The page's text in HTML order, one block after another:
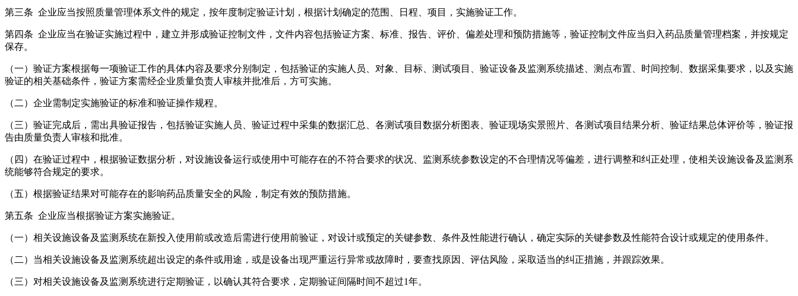
第三条 企业应当按照质量管理体系文件的规定，按年度制定验证计划，根据计划确定的范围、日程、项目，实施验证工作。
第四条 企业应当在验证实施过程中，建立并形成验证控制文件，文件内容包括验证方案、标准、报告、评价、偏差处理和预防措施等，验证控制文件应当归入药品质量管理档案，并按规定
保存。
（一）验证方案根据每一项验证工作的具体内容及要求分别制定，包括验证的实施人员、对象、目标、测试项目、验证设备及监测系统描述、测点布置、时间控制、数据采集要求，以及实施
验证的相关基础条件，验证方案需经企业质量负责人审核并批准后，方可实施。
（二）企业需制定实施验证的标准和验证操作规程。
（三）验证完成后，需出具验证报告，包括验证实施人员、验证过程中采集的数据汇总、各测试项目数据分析图表、验证现场实景照片、各测试项目结果分析、验证结果总体评价等，验证报
告由质量负责人审核和批准。
（四）在验证过程中，根据验证数据分析，对设施设备运行或使用中可能存在的不符合要求的状况、监测系统参数设定的不合理情况等偏差，进行调整和纠正处理，使相关设施设备及监测系
统能够符合规定的要求。
（五）根据验证结果对可能存在的影响药品质量安全的风险，制定有效的预防措施。
第五条 企业应当根据验证方案实施验证。
（一）相关设施设备及监测系统在新投入使用前或改造后需进行使用前验证，对设计或预定的关键参数、条件及性能进行确认，确定实际的关键参数及性能符合设计或规定的使用条件。
（二）当相关设施设备及监测系统超出设定的条件或用途，或是设备出现严重运行异常或故障时，要查找原因、评估风险，采取适当的纠正措施，并跟踪效果。
（三）对相关设施设备及监测系统进行定期验证，以确认其符合要求，定期验证间隔时间不超过1年。